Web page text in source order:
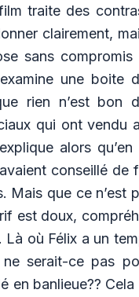
traite des
clairement,
sans
une boite
rien n’est bon
qui ont vendu
alors
conseillé
que ce n’est
est doux,
où Félix a un
serait-ce pas
en banlieue??